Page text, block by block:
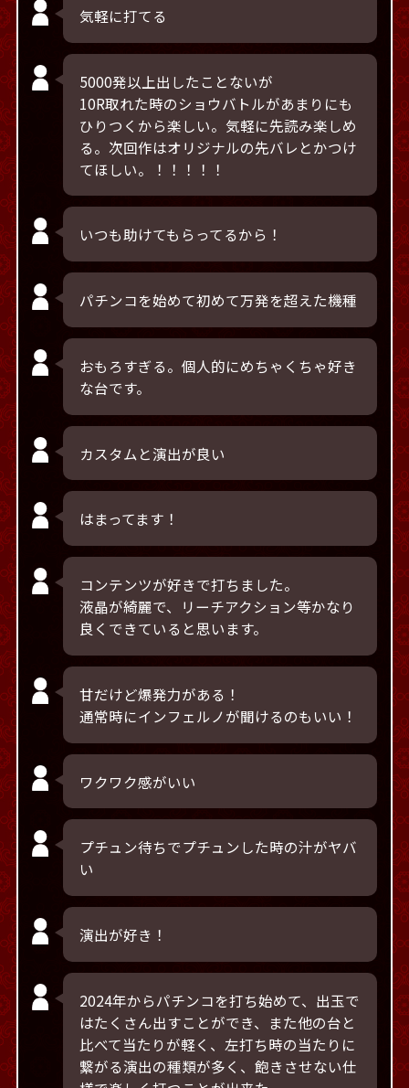
気軽に打てる
5000発以上出したことないが
10R取れた時のショウバトルがあまりにも
ひりつくから楽しい。気軽に先読み楽しめ
る。次回作はオリジナルの先バレとかつけ
てほしい。！！！！！
いつも助けてもらってるから！
パチンコを始めて初めて万発を超えた機種
おもろすぎる。個人的にめちゃくちゃ好き
な台です。
カスタムと演出が良い
はまってます！
コンテンツが好きで打ちました。
液晶が綺麗で、リーチアクション等かなり
良くできていると思います。
甘だけど爆発力がある！
通常時にインフェルノが聞けるのもいい！
ワクワク感がいい
プチュン待ちでプチュンした時の汁がヤバ
い
演出が好き！
2024年からパチンコを打ち始めて、出玉で
はたくさん出すことができ、また他の台と
比べて当たりが軽く、左打ち時の当たりに
繋がる演出の種類が多く、飽きさせない仕